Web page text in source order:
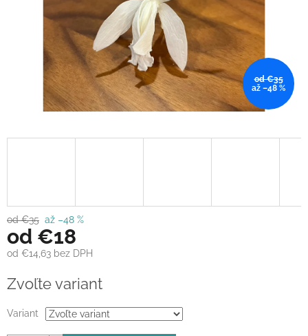
od €35
až –48 %
od €35 až –48 %
od €18
od €14,63 bez DPH
cena:
Zvoľte variant
Variant